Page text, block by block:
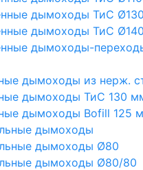
дымоходы ТиС Ø130
дымоходы ТиС Ø140
дымоходы-
дымоходы из нерж.
дымоходы ТиС 130
дымоходы Bofill 125
дымоходы
дымоходы Ø80
дымоходы Ø80/80